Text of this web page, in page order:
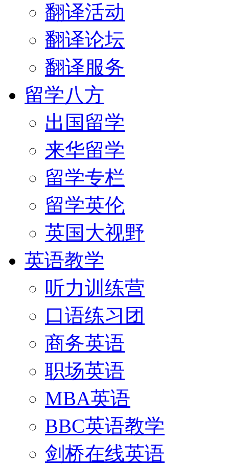
翻译活动
翻译论坛
翻译服务
留学八方
出国留学
来华留学
留学专栏
留学英伦
英国大视野
英语教学
听力训练营
口语练习团
商务英语
职场英语
MBA英语
BBC英语教学
剑桥在线英语